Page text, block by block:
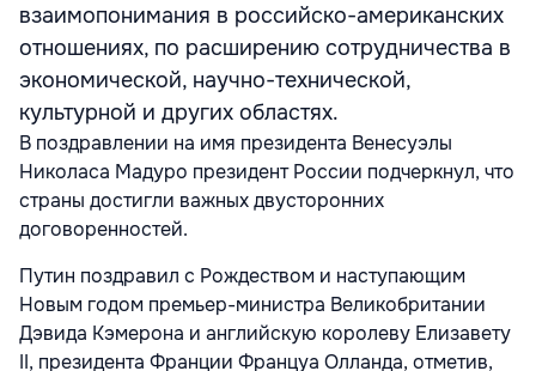
взаимопонимания в российско-американских
отношениях, по расширению сотрудничества в
экономической, научно-технической,
культурной и других областях.
В поздравлении на имя президента Венесуэлы
Николаса Мадуро президент России подчеркнул, что
страны достигли важных двусторонних
договоренностей.
Путин поздравил с Рождеством и наступающим
Новым годом премьер-министра Великобритании
Дэвида Кэмерона и английскую королеву Елизавету
II, президента Франции Француа Олланда, отметив,